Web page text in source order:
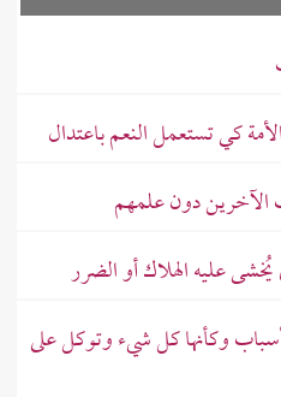
كي تستعمل النعم باعتدال
الآخرين دون علمهم
عليه الهلاك أو الضرر
وكأنها كل شيء وتوكل على